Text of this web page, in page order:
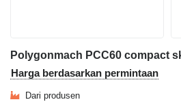
Harga berdasarkan permintaan
Dari produsen